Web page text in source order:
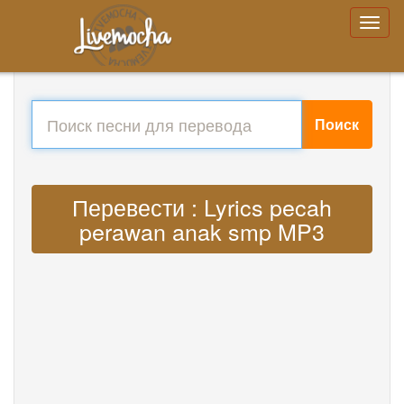
Поиск
Перевести : Lyrics pecah
perawan anak smp MP3